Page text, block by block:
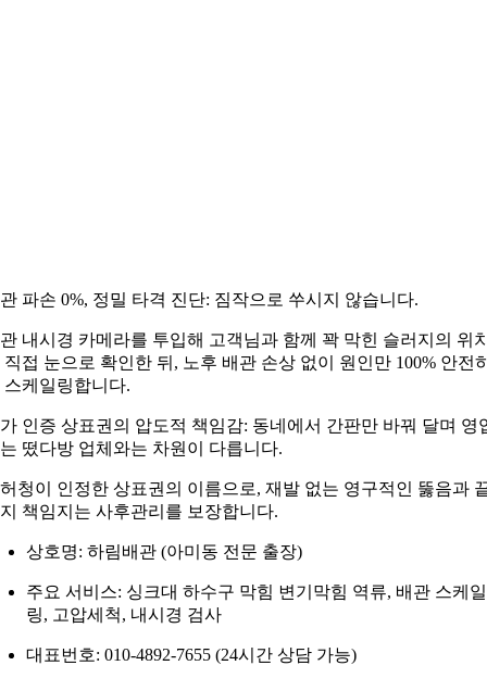
파손 0%, 정밀 타격 진단: 짐작으로 쑤시지 않습니다.
내시경 카메라를 투입해 고객님과 함께 꽉 막힌 슬러지의 위
직접 눈으로 확인한 뒤, 노후 배관 손상 없이 원인만 100% 안전
스케일링합니다.
인증 상표권의 압도적 책임감: 동네에서 간판만 바꿔 달며 영
떴다방 업체와는 차원이 다릅니다.
청이 인정한 상표권의 이름으로, 재발 없는 영구적인 뚫음과
책임지는 사후관리를 보장합니다.
상호명: 하림배관 (아미동 전문 출장)
주요 서비스: 싱크대 하수구 막힘 변기막힘 역류, 배관 스케일
링, 고압세척, 내시경 검사
대표번호: 010-4892-7655 (24시간 상담 가능)